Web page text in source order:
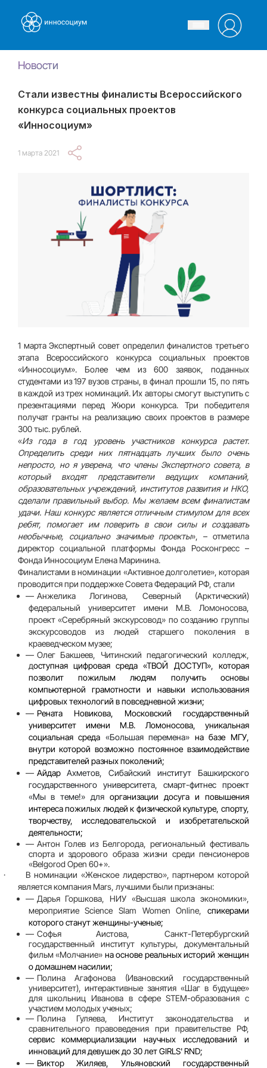
Новости
Стали известны финалисты Всероссийского
конкурса социальных проектов
«Инносоциум»
1 марта 2021
1 марта Экспертный совет определил финалистов третьего
этапа Всероссийского конкурса социальных проектов
«Инносоциум». Более чем из 600 заявок, поданных
студентами из 197 вузов страны, в финал прошли 15, по пять
в каждой из трех номинаций. Их авторы смогут выступить с
презентациями перед Жюри конкурса. Три победителя
получат гранты на реализацию своих проектов в размере
300 тыс. рублей.
«Из года в год уровень участников конкурса растет.
Определить среди них пятнадцать лучших было очень
непросто, но я уверена, что члены Экспертного совета, в
который входят представители ведущих компаний,
образовательных учреждений, институтов развития и НКО,
сделали правильный выбор. Мы желаем всем финалистам
удачи. Наш конкурс является отличным стимулом для всех
ребят, помогает им поверить в свои силы и создавать
необычные, социально значимые проекты», – отметила
директор социальной платформы Фонда Росконгресс –
Фонда Инносоциум Елена Маринина.
Финалистами вноминации «Активное долголетие», которая
проводитсяпри поддержке Совета Федераций РФ, стали
Анжелика Логинова, Северный (Арктический)
федеральный университет имени М.В. Ломоносова,
проект «Серебряный экскурсовод» по созданию группы
экскурсоводов из людей старшего поколения в
краеведческом музее;
Олег Бакшеев, Читинский педагогический колледж,
доступная цифровая среда «ТВОЙ ДОСТУП», которая
позволит пожилым людям получить основы
компьютерной грамотности и навыки использования
цифровых технологий в повседневной жизни;
Рената Новикова, Московский государственный
университет имени М.В. Ломоносова, уникальная
социальная среда «Большая перемена» на базе МГУ,
внутри которой возможно постоянное взаимодействие
представителей разных поколений;
АйдарАхметов, Сибайский институт Башкирского
государственного университета, смарт-фитнес проект
«Мы в теме!» дляорганизации досуга и повышения
интереса пожилых людей к физической культуре, спорту,
творчеству, исследовательской и изобретательской
деятельности;
Антон Голев из Белгорода, региональный фестиваль
спорта и здорового образа жизни среди пенсионеров
«Belgorod Open 60+».
·
Вноминации «Женское лидерство», партнером которой
являетсякомпания Mars, лучшими были признаны:
Дарья Горшкова, НИУ «Высшая школа экономики»,
мероприятиеScience Slam Women Online,спикерами
которого станут женщины-ученые;
Софья Аистова, Санкт-Петербургский
государственный институт культуры, документальный
фильм «Молчание» на основе реальных историй женщин
о домашнем насилии;
Полина Агафонова (Ивановский государственный
университет), интерактивные занятия «Шаг в будущее»
для школьниц Иванова в сфере STEM-образования с
участием молодых ученых;
Полина Гуляева, Институт законодательства и
сравнительного правоведения при правительстве РФ,
сервис коммерциализации научных исследований и
инноваций для девушек до 30 лет GIRLS' RND;
Виктор Жиляев, Ульяновский государственный